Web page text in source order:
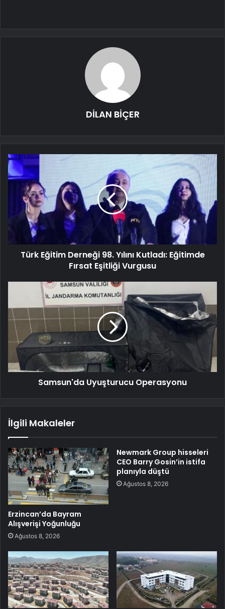
DİLAN BİÇER
Türk Eğitim Derneği 98. Yılını Kutladı: Eğitimde
Fırsat Eşitliği Vurgusu
Samsun'da Uyuşturucu Operasyonu
İlgili Makaleler
Erzincan’da Bayram
Alışverişi Yoğunluğu
Ağustos 8, 2026
Newmark Group hisseleri
CEO Barry Gosin’in istifa
planıyla düştü
Ağustos 8, 2026